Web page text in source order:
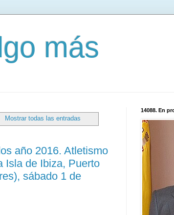
más
Mostrar todas las entradas
año 2016. Atletismo
Isla de Ibiza, Puerto
sábado 1 de
14088. En